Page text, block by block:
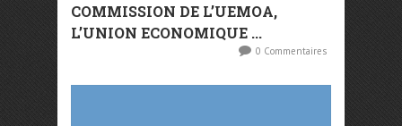
COMMISSION DE L’UEMOA,
L’UNION ECONOMIQUE ...
0 Commentaires